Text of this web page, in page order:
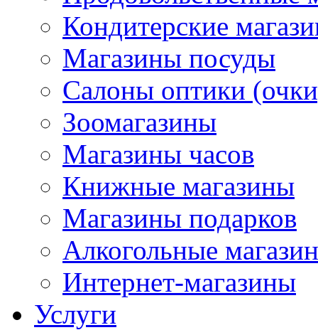
Кондитерские
Магазины посуды
Салоны оптики
Зоомагазины
Магазины часов
Книжные магазины
Магазины подарков
Алкогольные
Интернет-магазины
Услуги